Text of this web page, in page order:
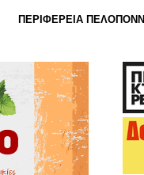
ΠΕΡΙΦΕΡΕΙΑ